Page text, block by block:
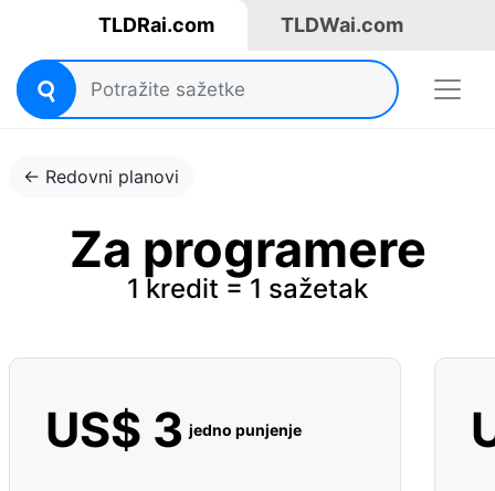
TLDRai.com TLDWai.com
← Redovni planovi
Za programere
1 kredit = 1 sažetak
US$ 3 jedno punjenje